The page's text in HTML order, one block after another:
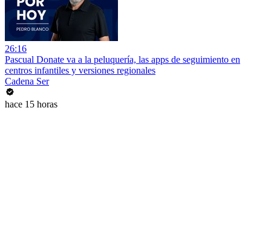
26:16
Pascual Donate va a la peluquería, las apps de seguimiento en
centros infantiles y versiones regionales
Cadena Ser
hace 15 horas